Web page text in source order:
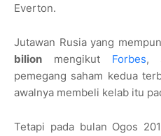
Everton.
Jutawan Rusia yang
bilion mengikut Forbes,
pemegang saham kedua
awalnya membeli kelab itu
Tetapi pada bulan Ogos